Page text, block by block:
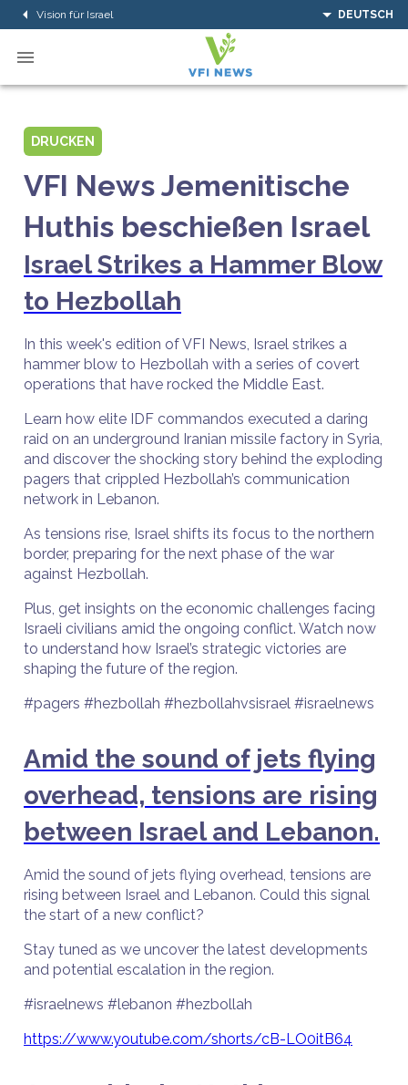
Vision für Israel DEUTSCH
DRUCKEN
VFI News Jemenitische
Huthis beschießen Israel
Israel Strikes a Hammer Blow
to Hezbollah
In this week's edition of VFI News, Israel strikes a
hammer blow to Hezbollah with a series of covert
operations that have rocked the Middle East.
Learn how elite IDF commandos executed a daring
raid on an underground Iranian missile factory in Syria,
and discover the shocking story behind the exploding
pagers that crippled Hezbollah’s communication
network in Lebanon.
As tensions rise, Israel shifts its focus to the northern
border, preparing for the next phase of the war
against Hezbollah.
Plus, get insights on the economic challenges facing
Israeli civilians amid the ongoing conflict. Watch now
to understand how Israel’s strategic victories are
shaping the future of the region.
#pagers #hezbollah #hezbollahvsisrael #israelnews
Amid the sound of jets flying
overhead, tensions are rising
between Israel and Lebanon.
Amid the sound of jets flying overhead, tensions are
rising between Israel and Lebanon. Could this signal
the start of a new conflict?
Stay tuned as we uncover the latest developments
and potential escalation in the region.
#israelnews #lebanon #hezbollah
https://www.youtube.com/shorts/cB-LO0itB64